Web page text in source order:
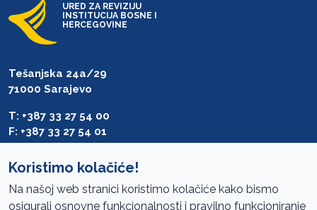
URED ZA REVIZIJU
INSTITUCIJA BOSNE I
HERCEGOVINE
Tešanjska 24a/29
71000 Sarajevo
T: +387 33 27 54 00
F: +387 33 27 54 01
Koristimo kolačiće!
Na našoj web stranici koristimo kolačiće kako bismo
osigurali osnovne funkcionalnosti i pravilno funkcioniranje